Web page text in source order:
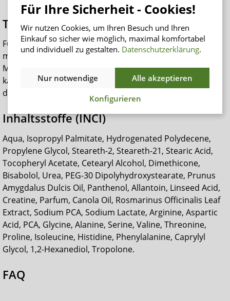
Tipp
Für den besten Effekt die Haut vor dem Auftragen sanft
mit einem pH-hautneutralen Reinigungsprodukt aus der
MoliCare® Skin Serie reinigen und gut abtrocknen. So
kann die Schutzcreme ihre volle Wirkung entfalten und
die Haut optimal schützen.
Inhaltsstoffe (INCI)
Aqua, Isopropyl Palmitate, Hydrogenated Polydecene,
Propylene Glycol, Steareth-2, Steareth-21, Stearic Acid,
Tocopheryl Acetate, Cetearyl Alcohol, Dimethicone,
Bisabolol, Urea, PEG-30 Dipolyhydroxystearate, Prunus
Amygdalus Dulcis Oil, Panthenol, Allantoin, Linseed Acid,
Creatine, Parfum, Canola Oil, Rosmarinus Officinalis Leaf
Extract, Sodium PCA, Sodium Lactate, Arginine, Aspartic
Acid, PCA, Glycine, Alanine, Serine, Valine, Threonine,
Proline, Isoleucine, Histidine, Phenylalanine, Caprylyl
Glycol, 1,2-Hexanediol, Tropolone.
FAQ
Für Ihre Sicherheit - Cookies!
Wir nutzen Cookies, um Ihren Besuch und Ihren
Einkauf so sicher wie möglich, maximal komfortabel
und individuell zu gestalten. Datenschutzerklärung.
Nur notwendige
Alle akzeptieren
Konfigurieren